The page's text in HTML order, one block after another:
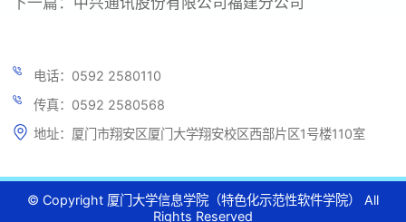
电话：0592 2580110
传真：0592 2580568
地址：厦门市翔安区厦门大学翔安校区西部片区1号楼110室
© Copyright 厦门大学信息学院（特色化示范性软件学院） All
Rights Reserved